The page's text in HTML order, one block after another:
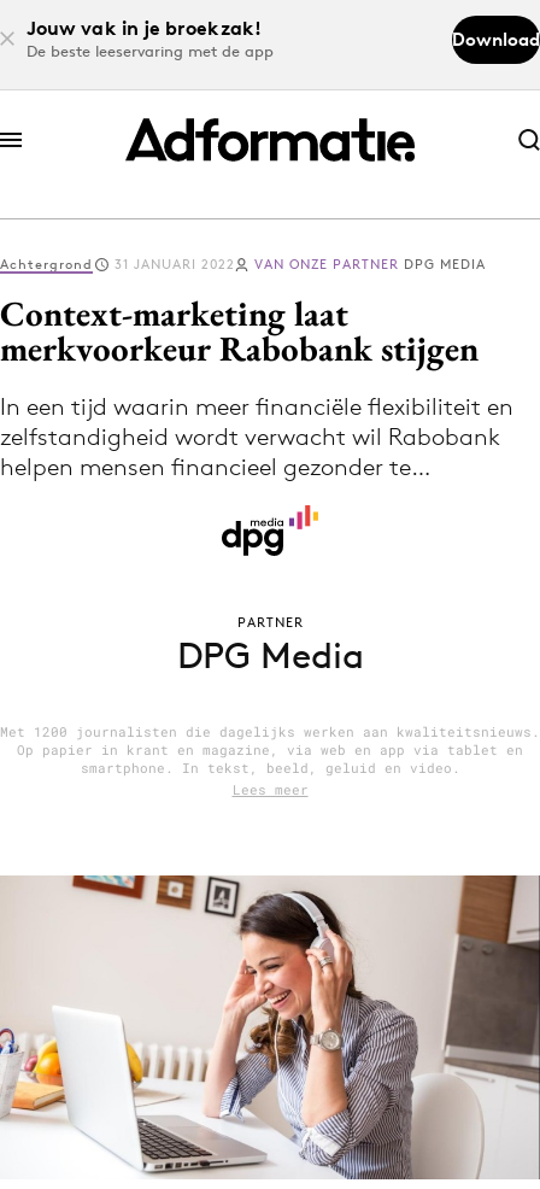
Jouw vak in je broekzak!
De beste leeservaring met de app
Download
Abonneer nu
Abonneer nu
Log in
Volg het laatste nieuws via de Adformatie
Nieuws app
12 nov: MarketingLive!
Topics
Artificial Intelligence
Bureaus
Campagnes
Achtergrond 31 JANUARI 2022 VAN ONZE PARTNER DPG MEDIA
Context-marketing laat
merkvoorkeur Rabobank stijgen
In een tijd waarin meer financiële flexibiliteit en
zelfstandigheid wordt verwacht wil Rabobank
helpen mensen financieel gezonder te…
PARTNER
DPG Media
Met 1200 journalisten die dagelijks werken aan kwaliteitsnieuws.
Op papier in krant en magazine, via web en app via tablet en
smartphone. In tekst, beeld, geluid en video.
Lees meer